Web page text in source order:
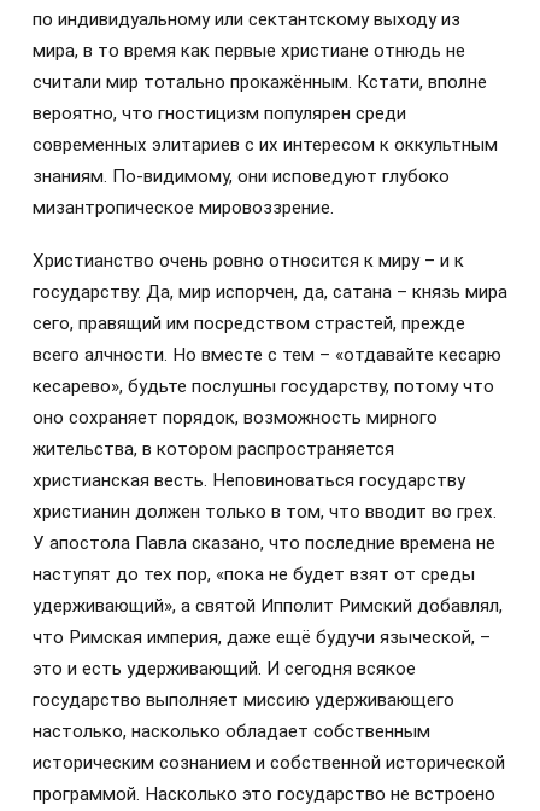
по индивидуальному или сектантскому выходу из
мира, в то время как первые христиане отнюдь не
считали мир тотально прокажённым. Кстати, вполне
вероятно, что гностицизм популярен среди
современных элитариев с их интересом к оккультным
знаниям. По-видимому, они исповедуют глубоко
мизантропическое мировоззрение.
Христианство очень ровно относится к миру – и к
государству. Да, мир испорчен, да, сатана – князь мира
сего, правящий им посредством страстей, прежде
всего алчности. Но вместе с тем – «отдавайте кесарю
кесарево», будьте послушны государству, потому что
оно сохраняет порядок, возможность мирного
жительства, в котором распространяется
христианская весть. Неповиноваться государству
христианин должен только в том, что вводит во грех.
У апостола Павла сказано, что последние времена не
наступят до тех пор, «пока не будет взят от среды
удерживающий», а святой Ипполит Римский добавлял,
что Римская империя, даже ещё будучи языческой, –
это и есть удерживающий. И сегодня всякое
государство выполняет миссию удерживающего
настолько, насколько обладает собственным
историческим сознанием и собственной исторической
программой. Насколько это государство не встроено